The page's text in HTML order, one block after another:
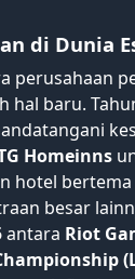
di Dunia
perusahaan
hal baru.
Homeinns
hotel bertema
besar
antara Riot